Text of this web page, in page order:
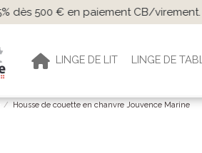
Livraison gratuite
LINGE DE LIT LINGE DE
Housse de couette en chanvre Jouvence Marine